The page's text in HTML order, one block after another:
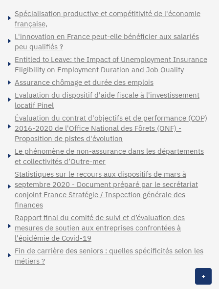
Spécialisation productive et compétitivité de l'économie
française,
L'innovation en France peut-elle bénéficier aux salariés
peu qualifiés ?
Entitled to Leave: the Impact of Unemployment Insurance
Eligibility on Employment Duration and Job Quality
Assurance chômage et durée des emplois
Evaluation du dispositif d'aide fiscale à l'investissement
locatif Pinel
Évaluation du contrat d'objectifs et de performance (COP)
2016-2020 de l'Office National des Fôrets (ONF) -
Proposition de pistes d'évolution
Le phénomène de non-assurance dans les départements
et collectivités d’Outre-mer
Statistiques sur le recours aux dispositifs de mars à
septembre 2020 - Document préparé par le secrétariat
conjoint France Stratégie / Inspection générale des
finances
Rapport final du comité de suivi et d’évaluation des
mesures de soutien aux entreprises confrontées à
l'épidémie de Covid-19
Fin de carrière des seniors : quelles spécificités selon les
métiers ?
+